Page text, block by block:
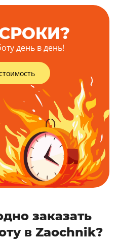
день в день!
заказать
в Zaochnik?